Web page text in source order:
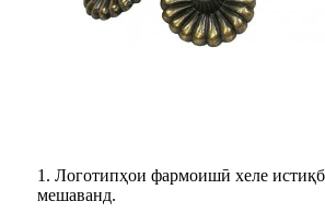
1. Логотипҳои фармоишӣ хеле
мешаванд.